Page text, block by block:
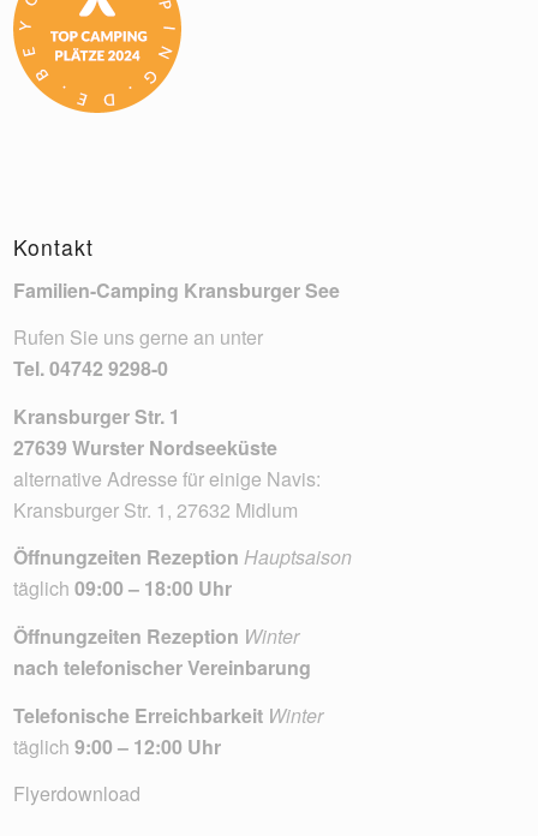
Kontakt
Familien-Camping Kransburger See
Rufen Sie uns gerne an unter
Tel.04742 9298-0
Kransburger Str. 1
27639 Wurster Nordseeküste
alternative Adresse für einige Navis:
Kransburger Str. 1, 27632 Midlum
Öffnungzeiten RezeptionHauptsaison
täglich 09:00 – 18:00 Uhr
Öffnungzeiten Rezeption Winter
nach telefonischer Vereinbarung
Telefonische Erreichbarkeit Winter
täglich 9:00 – 12:00 Uhr
Flyerdownload